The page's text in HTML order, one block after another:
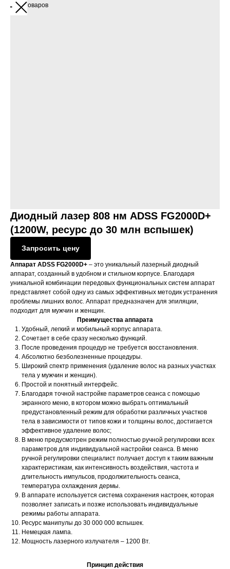
Больше товаров
Диодный лазер 808 нм ADSS FG2000D+
(1200W, ресурс до 30 млн вспышек)
Запросить цену
Аппарат ADSS FG2000D+ – это уникальный лазерный диодный
аппарат, созданный в удобном и стильном корпусе. Благодаря
уникальной комбинации передовых функциональных систем аппарат
представляет собой одну из самых эффективных методик устранения
проблемы лишних волос. Аппарат предназначен для эпиляции,
подходит для мужчин и женщин.
Преимущества аппарата
Удобный, легкий и мобильный корпус аппарата.
Сочетает в себе сразу несколько функций.
После проведения процедур не требуется восстановления.
Абсолютно безболезненные процедуры.
Широкий спектр применения (удаление волос на разных участках
тела у мужчин и женщин).
Простой и понятный интерфейс.
Благодаря точной настройке параметров сеанса с помощью
экранного меню, в котором можно выбрать оптимальный
предустановленный режим для обработки различных участков
тела в зависимости от типов кожи и толщины волос, достигается
эффективное удаление волос;
В меню предусмотрен режим полностью ручной регулировки всех
параметров для индивидуальной настройки сеанса. В меню
ручной регулировки специалист получает доступ к таким важным
характеристикам, как интенсивность воздействия, частота и
длительность импульсов, продолжительность сеанса,
температура охлаждения дермы.
В аппарате используется система сохранения настроек, которая
позволяет записать и позже использовать индивидуальные
режимы работы аппарата.
Ресурс манипулы до 30 000 000 вспышек.
Немецкая лампа.
Мощность лазерного излучателя – 1200 Вт.
Принцип действия